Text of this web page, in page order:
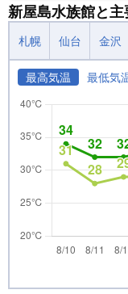
新屋島水族館と
札幌 仙台 金沢
最高気温 最低気